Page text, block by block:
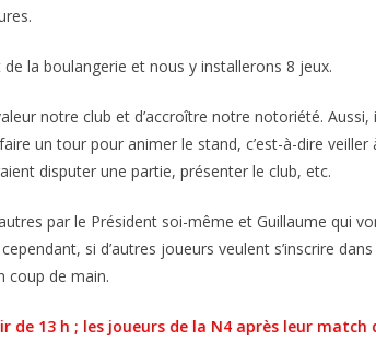
la boulangerie et nous y installerons 8 jeux.
notre club et d’accroître notre notoriété. Aussi,
un tour pour animer le stand, c’est-à-dire veiller
disputer une partie, présenter le club, etc.
par le Président soi-même et Guillaume qui
si d’autres joueurs veulent s’inscrire dans
coup de main.
13 h ; les joueurs de la N4 après leur match